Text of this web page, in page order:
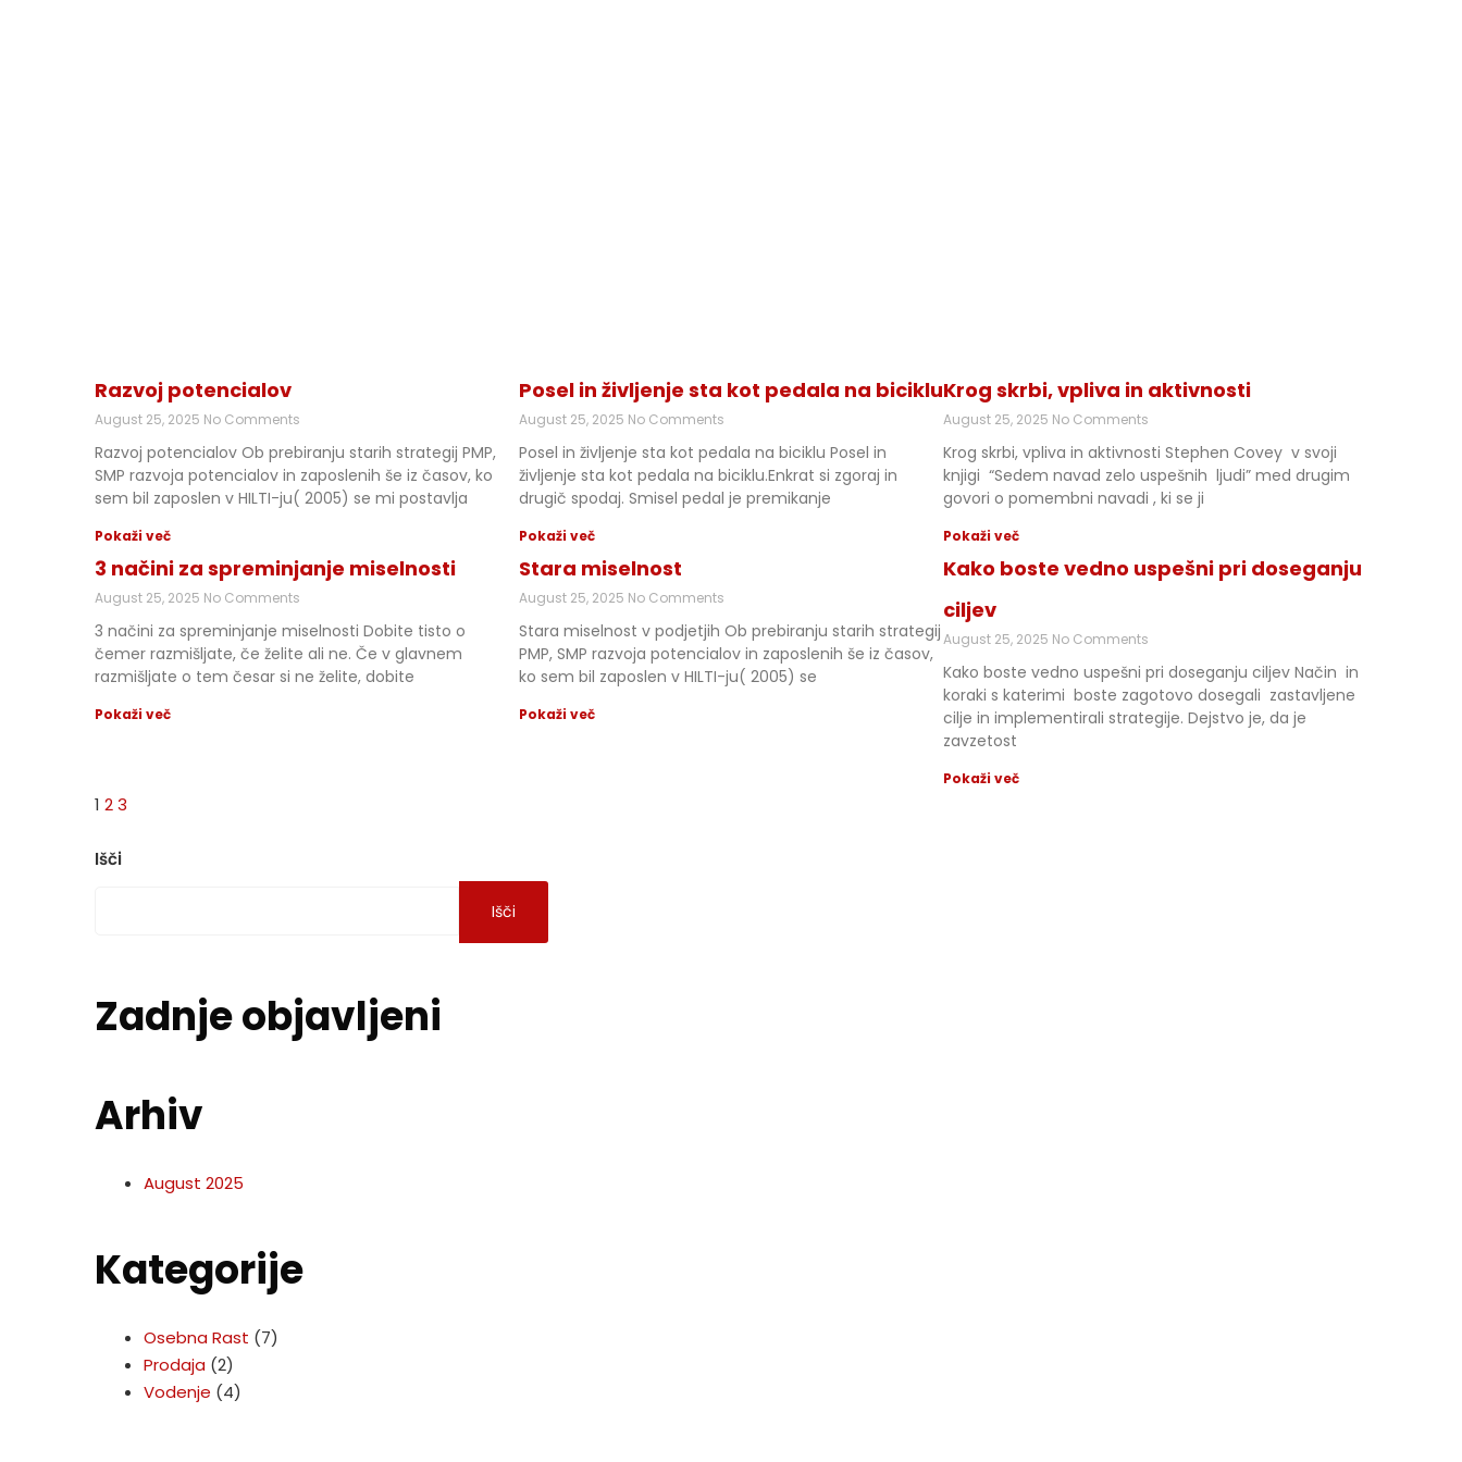
Razvoj potencialov
August 25, 2025 No Comments
Razvoj potencialov Ob prebiranju starih strategij PMP,
SMP razvoja potencialov in zaposlenih še iz časov, ko
sem bil zaposlen v HILTI-ju( 2005) se mi postavlja
Pokaži več
Posel in življenje sta kot pedala na biciklu
August 25, 2025 No Comments
Posel in življenje sta kot pedala na biciklu Posel in
življenje sta kot pedala na biciklu.Enkrat si zgoraj in
drugič spodaj. Smisel pedal je premikanje
Pokaži več
Krog skrbi, vpliva in aktivnosti
August 25, 2025 No Comments
Krog skrbi, vpliva in aktivnosti Stephen Covey v svoji
knjigi “Sedem navad zelo uspešnih ljudi” med drugim
govori o pomembni navadi , ki se ji
Pokaži več
3 načini za spreminjanje miselnosti
August 25, 2025 No Comments
3 načini za spreminjanje miselnosti Dobite tisto o
čemer razmišljate, če želite ali ne. Če v glavnem
razmišljate o tem česar si ne želite, dobite
Pokaži več
Stara miselnost
August 25, 2025 No Comments
Stara miselnost v podjetjih Ob prebiranju starih strategij
PMP, SMP razvoja potencialov in zaposlenih še iz časov,
ko sem bil zaposlen v HILTI-ju( 2005) se
Pokaži več
Kako boste vedno uspešni pri doseganju
ciljev
August 25, 2025 No Comments
Kako boste vedno uspešni pri doseganju ciljev Način in
koraki s katerimi boste zagotovo dosegali zastavljene
cilje in implementirali strategije. Dejstvo je, da je
zavzetost
Pokaži več
1 23
Išči
Išči
Zadnje objavljeni
Arhiv
August 2025
Kategorije
Osebna Rast (7)
Prodaja (2)
Vodenje (4)